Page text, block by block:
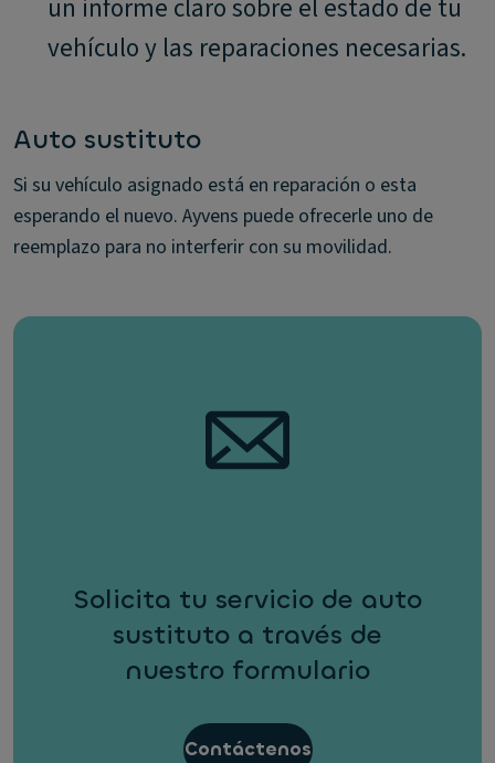
un informe claro sobre el estado de tu
vehículo y las reparaciones necesarias.
Auto sustituto
Si su vehículo asignado está en reparación o esta
esperando el nuevo. Ayvens puede ofrecerle uno de
reemplazo para no interferir con su movilidad.
Solicita tu servicio de auto
sustituto a través de
nuestro formulario
Contáctenos